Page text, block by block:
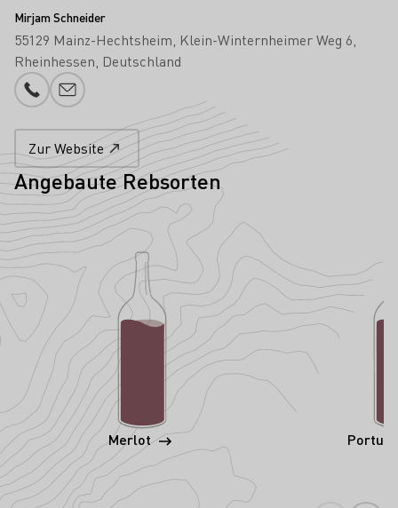
Mirjam Schneider
55129 Mainz-Hechtsheim Klein-Winternheimer Weg 6
Rheinhessen Deutschland
Telefonnummer
E-Mail-Adresse
Zur Website
Angebaute Rebsorten
Merlot